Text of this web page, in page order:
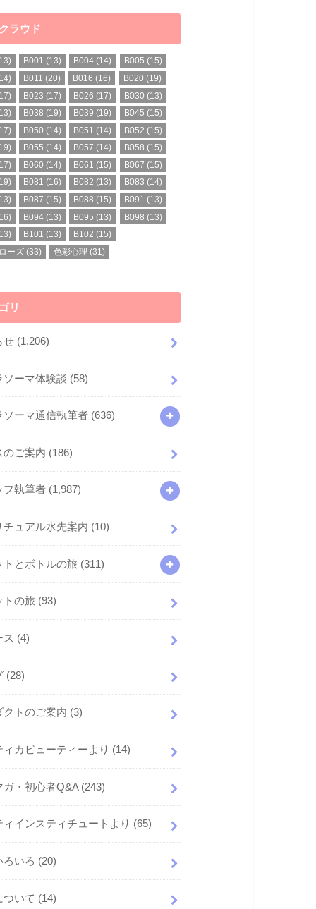
ラウド
B001 (13) B004 (14) B005 (15)
B011 (20) B016 (16) B020 (19)
B023 (17) B026 (17) B030 (13)
B038 (19) B039 (19) B045 (15)
B050 (14) B051 (14) B052 (15)
B055 (14) B057 (14) B058 (15)
B060 (14) B061 (15) B067 (15)
B081 (16) B082 (13) B083 (14)
B087 (15) B088 (15) B091 (13)
B094 (13) B095 (13) B098 (13)
B101 (13) B102 (15)
ーズ (33) 色彩心理 (31)
リ
せ (1,206)
ソーマ体験談 (58)
ソーマ通信執筆者 (636)
のご案内 (186)
フ執筆者 (1,987)
チュアル水先案内 (10)
トとボトルの旅 (311)
トの旅 (93)
ス (4)
(28)
クトのご案内 (3)
ィカビューティーより (14)
ガ・初心者Q&A (243)
ィインスティチュートより (65)
ろいろ (20)
ついて (14)